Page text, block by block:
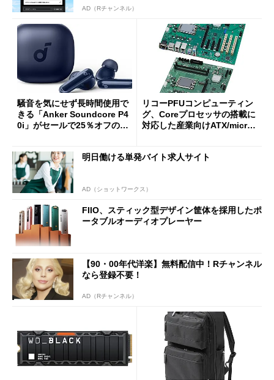
AD（Rチャンネル）
騒音を気にせず長時間使用で
きる「Anker Soundcore P4
0i」がセールで25％オフの59
リコーPFUコンピューティン
グ、Coreプロセッサの搭載に
対応した産業向けATX/micro
明日働ける単発バイト求人サイト
AD（ショットワークス）
FIIO、スティック型デザイン筐体を採用したポ
ータブルオーディオプレーヤー
【90・00年代洋楽】無料配信中！Rチャンネル
なら登録不要！
AD（Rチャンネル）